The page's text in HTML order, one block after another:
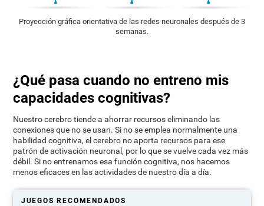
Proyección gráfica orientativa de las redes neuronales después de 3
semanas.
¿Qué pasa cuando no entreno mis
capacidades cognitivas?
Nuestro cerebro tiende a ahorrar recursos eliminando las
conexiones que no se usan. Si no se emplea normalmente una
habilidad cognitiva, el cerebro no aporta recursos para ese
patrón de activación neuronal, por lo que se vuelve cada vez más
débil. Si no entrenamos esa función cognitiva, nos hacemos
menos eficaces en las actividades de nuestro día a día.
JUEGOS RECOMENDADOS